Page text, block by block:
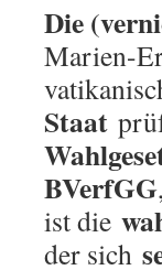
Die
Marien-
Staat
BVerfGG,
ist die
der sich